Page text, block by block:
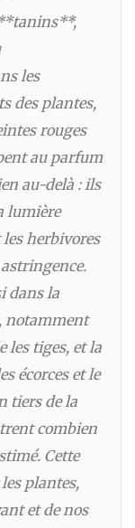
**tanins**,
les
des plantes,
rouges
au parfum
au-delà : ils
lumière
les herbivores
dans la
notamment
tiges, et la
écorces et le
tiers de la
combien
Cette
plantes,
et de nos